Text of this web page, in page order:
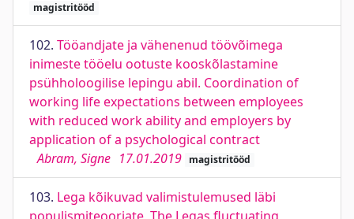
magistritööd
102. Tööandjate ja vähenenud töövõimega
inimeste tööelu ootuste kooskõlastamine
psühholoogilise lepingu abil. Coordination of
working life expectations between employees
with reduced work ability and employers by
application of a psychological contract
Abram, Signe 17.01.2019 magistritööd
103. Lega kõikuvad valimistulemused läbi